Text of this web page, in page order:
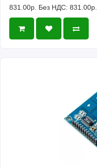
831.00р. Без НДС: 831.00р.